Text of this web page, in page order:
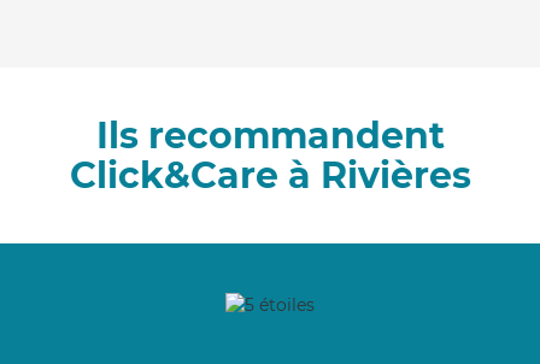
Ils recommandent
Click&Care à Rivières